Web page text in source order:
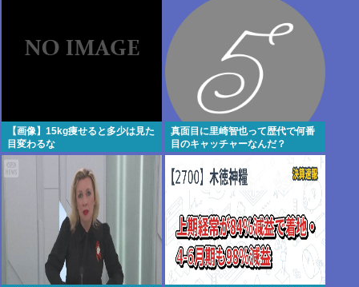
【画像】15kg痩せると多少は見た
目変わるな
真面目に里崎智也って歴代で何番
目のキャッチャーなんだ？